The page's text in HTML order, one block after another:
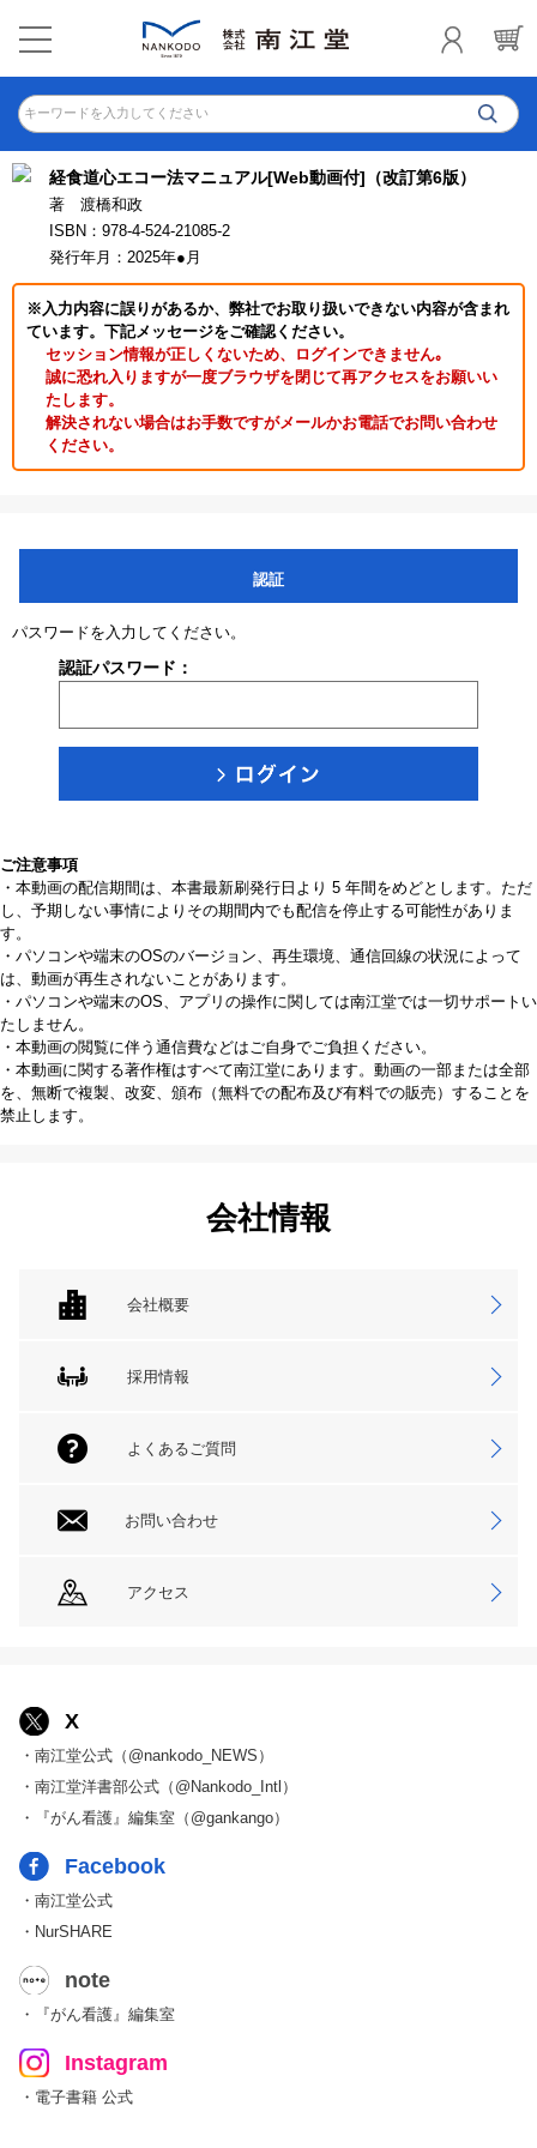
キーワードを入力してください
経食道心エコー法マニュアル[Web動画付]（改訂第6版）
著 渡橋和政
ISBN：978-4-524-21085-2
発行年月：2025年●月
※入力内容に誤りがあるか、弊社でお取り扱いできない内容が含まれ
ています。下記メッセージをご確認ください。
セッション情報が正しくないため、ログインできません｡
誠に恐れ入りますが一度ブラウザを閉じて再アクセスをお願いい
たします。
解決されない場合はお手数ですがメールかお電話でお問い合わせ
ください。
認証
パスワードを入力してください。
認証パスワード：
ご注意事項
・本動画の配信期間は、本書最新刷発行日より 5 年間をめどとします。ただ
し、予期しない事情によりその期間内でも配信を停止する可能性がありま
す。
・パソコンや端末のOSのバージョン、再生環境、通信回線の状況によって
は、動画が再生されないことがあります。
・パソコンや端末のOS、アプリの操作に関しては南江堂では一切サポートい
たしません。
・本動画の閲覧に伴う通信費などはご自身でご負担ください。
・本動画に関する著作権はすべて南江堂にあります。動画の一部または全部
を、無断で複製、改変、頒布（無料での配布及び有料での販売）することを
禁止します。
会社情報
会社概要
採用情報
よくあるご質問
お問い合わせ
アクセス
X
・南江堂公式（@nankodo_NEWS）
・南江堂洋書部公式（@Nankodo_Intl）
・『がん看護』編集室（@gankango）
Facebook
・南江堂公式
・NurSHARE
note
・『がん看護』編集室
Instagram
・電子書籍 公式